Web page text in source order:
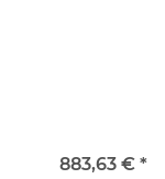
883,63 € *